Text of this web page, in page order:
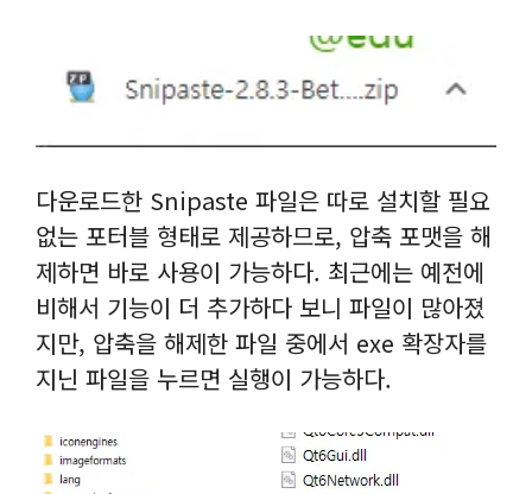
다운로드한 Snipaste 파일은 따로 설치할 필요
없는 포터블 형태로 제공하므로, 압축 포맷을 해
제하면 바로 사용이 가능하다. 최근에는 예전에
비해서 기능이 더 추가하다 보니 파일이 많아졌
지만, 압축을 해제한 파일 중에서 exe 확장자를
지닌 파일을 누르면 실행이 가능하다.